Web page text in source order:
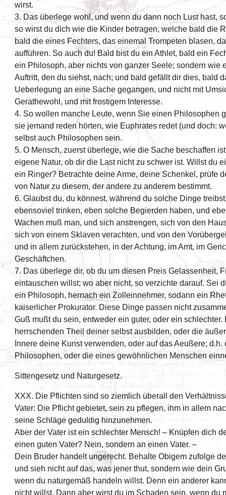
wirst.
3. Das überlege wohl, und wenn du dann noch Lust hast,
so wirst du dich wie die Kinder betragen, welche bald die
bald die eines Fechters, das einemal Trompeten blasen,
aufführen. So auch du! Bald bist du ein Athlet, bald ein
ein Philosoph, aber nichts von ganzer Seele; sondern wie
Auftritt, den du siehst, nach; und bald gefällt dir dies, bald
Ueberlegung an eine Sache gegangen, und nicht mit
Gerathewohl, und mit frostigem Interesse.
4. So wollen manche Leute, wenn Sie einen Philosophen
sie jemand reden hörten, wie Euphrates redet (und doch:
selbst auch Philosophen sein.
5. O Mensch, zuerst überlege, wie die Sache beschaffen
eigene Natur, ob dir die Last nicht zu schwer ist. Willst du
ein Ringer? Betrachte deine Arme, deine Schenkel, prüfe
von Natur zu diesem, der andere zu anderem bestimmt.
6. Glaubst du, du könnest, während du solche Dinge
ebensoviel trinken, eben solche Begierden haben, und
Wachen muß man, und sich anstrengen, sich von den
sich von einem Sklaven verachten, und von den
und in allem zurückstehen, in der Achtung, im Amt, im
Geschäftchen.
7. Das überlege dir, ob du um diesen Preis Gelassenheit,
eintauschen willst; wo aber nicht, so verzichte darauf. Sei
ein Philosoph, hernach ein Zolleinnehmer, sodann ein
kaiserlicher Prokurator. Diese Dinge passen nicht
Guß mußt du sein, entweder ein guter, oder ein
herrschenden Theil deiner selbst ausbilden, oder die
Innere deine Kunst verwenden, oder auf das Aeußere;
Philosophen, oder die eines gewöhnlichen Menschen
Sittengesetz und Naturgesetz.
XXX. Die Pflichten sind so ziemlich überall den
Vater: Die Pflicht gebietet, sein zu pflegen, ihm in allem
seine Schläge geduldig hinzunehmen.
Aber der Vater ist ein schlechter Mensch! – Knüpfen dich
einen guten Vater? Nein, sondern an einen Vater. –
Dein Bruder handelt ungerecht. Behalte Obigem zufolge
und sieh nicht auf das, was jener thut, sondern wie dein
wenn du naturgemäß handeln willst. Denn ein anderer
nicht willst. Dann aber wirst du im Schaden sein, wenn du